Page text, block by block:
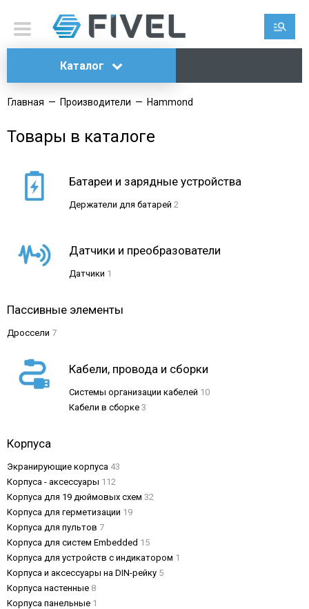
Каталог
Главная — Производители — Hammond
Товары в каталоге
Батареи и зарядные устройства
Держатели для батарей 2
Датчики и преобразователи
Датчики 1
Пассивные элементы
Дроссели 7
Кабели, провода и сборки
Системы организации кабелей 10
Кабели в сборке 3
Корпуса
Экранирующие корпуса 43
Корпуса - аксессуары 112
Корпуса для 19 дюймовых схем 32
Корпуса для герметизации 19
Корпуса для пультов 7
Корпуса для систем Embedded 15
Корпуса для устройств с индикатором 1
Корпуса и аксессуары на DIN-рейку 5
Корпуса настенные 8
Корпуса панельные 1